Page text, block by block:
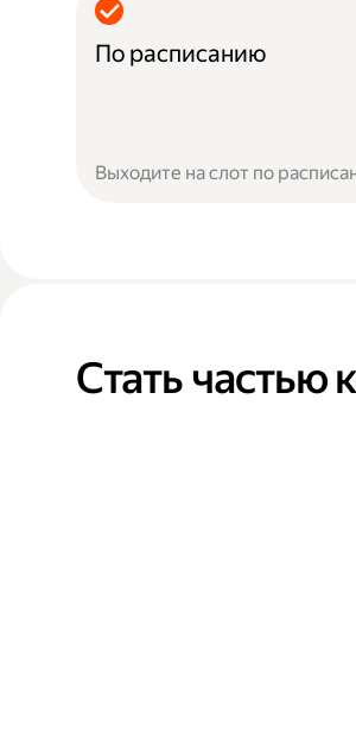
По расписанию
Выходите на слот по
Стать частью